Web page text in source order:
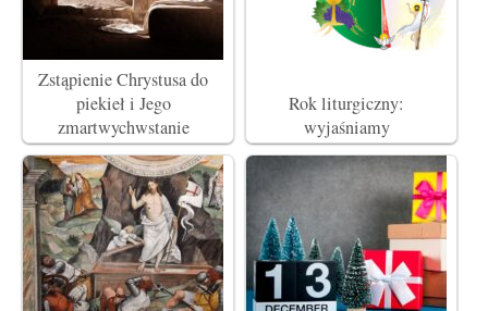
Zstąpienie Chrystusa do
piekieł i Jego
zmartwychwstanie
Rok liturgiczny:
wyjaśniamy